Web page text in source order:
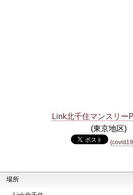
Link北千住マンスリー
(東京地区)
場所